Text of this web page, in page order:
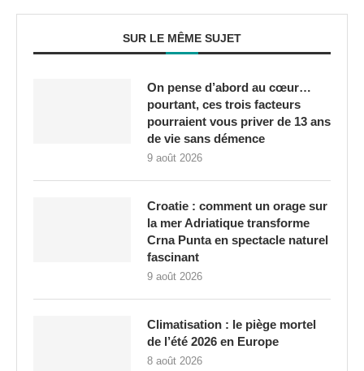
SUR LE MÊME SUJET
On pense d’abord au cœur…
pourtant, ces trois facteurs
pourraient vous priver de 13 ans
de vie sans démence
9 août 2026
Croatie : comment un orage sur
la mer Adriatique transforme
Crna Punta en spectacle naturel
fascinant
9 août 2026
Climatisation : le piège mortel
de l’été 2026 en Europe
8 août 2026